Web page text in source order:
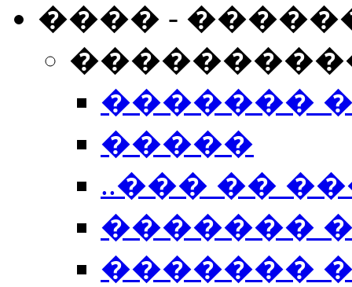
���� -
�������
�����
..��� ��
�������
�������